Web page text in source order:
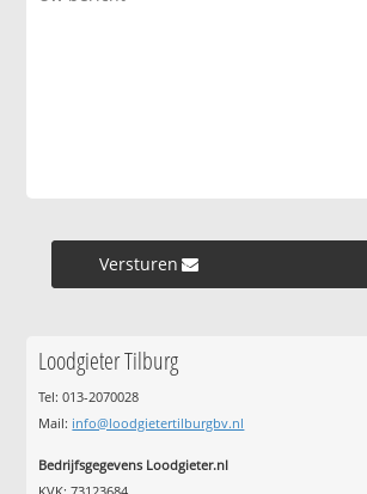
Versturen »
Loodgieter Tilburg
Tel: 013-2070028
Mail: info@loodgietertilburgbv.nl
Bedrijfsgegevens Loodgieter.nl